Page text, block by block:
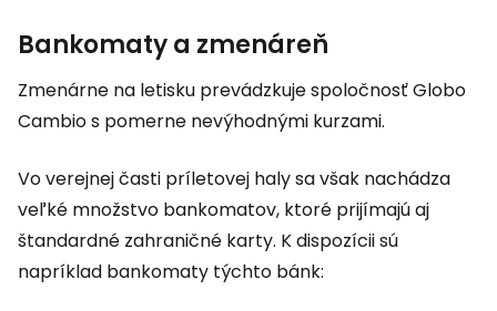
Bankomaty a zmenáreň
Zmenárne na letisku prevádzkuje spoločnosť Globo
Cambio s pomerne nevýhodnými kurzami.
Vo verejnej časti príletovej haly sa však nachádza
veľké množstvo bankomatov, ktoré prijímajú aj
štandardné zahraničné karty. K dispozícii sú
napríklad bankomaty týchto bánk: